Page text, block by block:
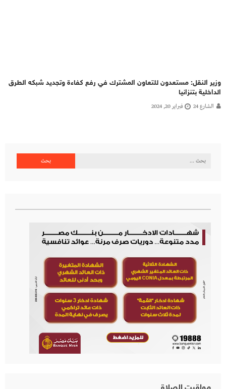
وزير النقل: مستعدون للتعاون المشترك في رفع كفاءة وتجديد شبكه الطرق
الداخلية بتنزانيا
الشارع 24 فبراير 20, 2024
البحث